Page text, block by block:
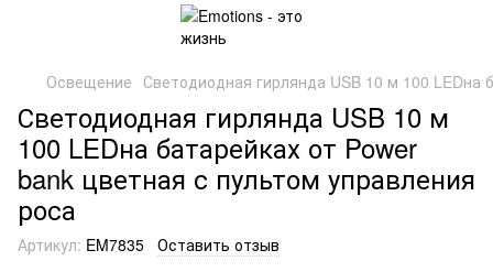
Освещение Светодиодная гирлянда USB 10 м 100 LEDна
Светодиодная гирлянда USB 10 м
100 LEDна батарейках от Power
bank цветная с пультом управления
роса
Артикул: EM7835 Оставить отзыв